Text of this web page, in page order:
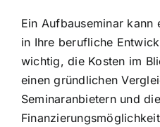
Ein Aufbauseminar
in Ihre berufliche
wichtig, die Kosten im
einen gründlichen
Seminaranbietern und